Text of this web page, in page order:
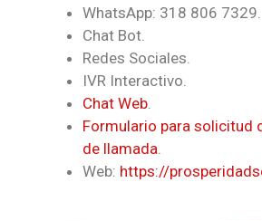
WhatsApp: 318 806 7329.
Chat Bot.
Redes Sociales.
IVR Interactivo.
Chat Web
Formulario para solicitud
de llamada
Web: https://